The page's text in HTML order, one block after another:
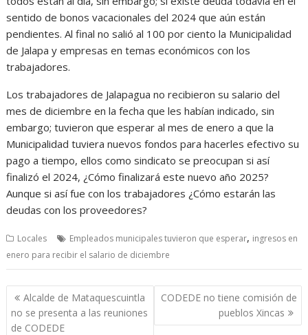
sentido de bonos vacacionales del 2024 que aún están
pendientes. Al final no salió al 100 por ciento la Municipalidad
de Jalapa y empresas en temas económicos con los
trabajadores.
Los trabajadores de Jalapagua no recibieron su salario del
mes de diciembre en la fecha que les habían indicado, sin
embargo; tuvieron que esperar al mes de enero a que la
Municipalidad tuviera nuevos fondos para hacerles efectivo su
pago a tiempo, ellos como sindicato se preocupan si así
finalizó el 2024, ¿Cómo finalizará este nuevo año 2025?
Aunque si así fue con los trabajadores ¿Cómo estarán las
deudas con los proveedores?
Locales Empleados municipales tuvieron que esperar, ingresos en
enero para recibir el salario de diciembre
Post
navigation
Alcalde de Mataquescuintla
no se presenta a las reuniones
de CODEDE
CODEDE no tiene comisión de
pueblos Xincas